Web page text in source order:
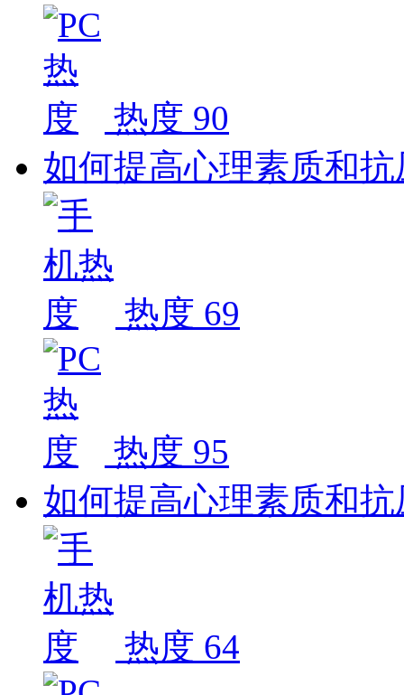
热度 90
如何提高心理素质和
热度 69
热度 95
如何提高心理素质和
热度 64